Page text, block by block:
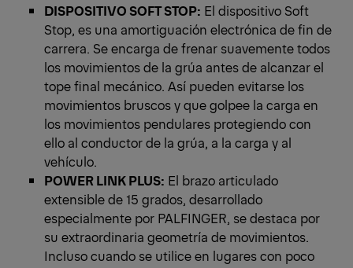
DISPOSITIVO SOFT STOP: El dispositivo Soft
Stop, es una amortiguación electrónica de fin de
carrera. Se encarga de frenar suavemente todos
los movimientos de la grúa antes de alcanzar el
tope final mecánico. Así pueden evitarse los
movimientos bruscos y que golpee la carga en
los movimientos pendulares protegiendo con
ello al conductor de la grúa, a la carga y al
vehículo.
POWER LINK PLUS: El brazo articulado
extensible de 15 grados, desarrollado
especialmente por PALFINGER, se destaca por
su extraordinaria geometría de movimientos.
Incluso cuando se utilice en lugares con poco